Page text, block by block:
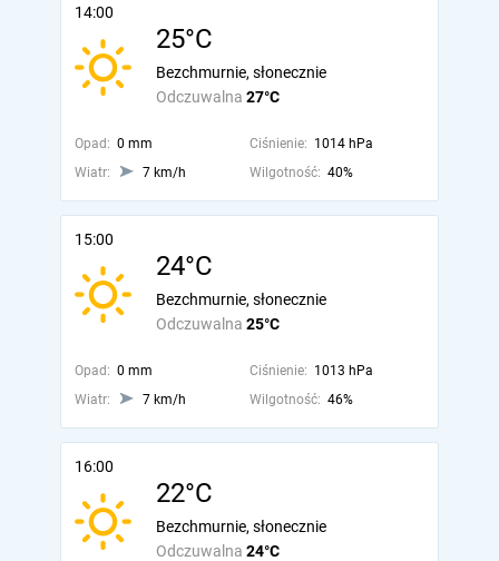
14:00
25°C
Odczuwalna 27°C
Bezchmurnie, słonecznie
Opad: 0 mm Ciśnienie: 1014 hPa
Wiatr:
7 km/h Wilgotność: 40%
15:00
24°C
Odczuwalna 25°C
Bezchmurnie, słonecznie
Opad: 0 mm Ciśnienie: 1013 hPa
Wiatr:
7 km/h Wilgotność: 46%
16:00
22°C
Odczuwalna 24°C
Bezchmurnie, słonecznie